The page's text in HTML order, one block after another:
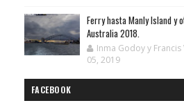
Ferry hasta Manly Island y
Australia 2018.
Inma Godoy y Francis
05, 2019
FACEBOOK